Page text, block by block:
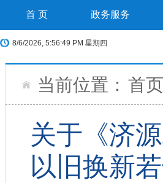
首 页 政务服务
8/6/2026, 5:56:51 PM 星期四
当前位置： 首页
关于《济
以旧换新